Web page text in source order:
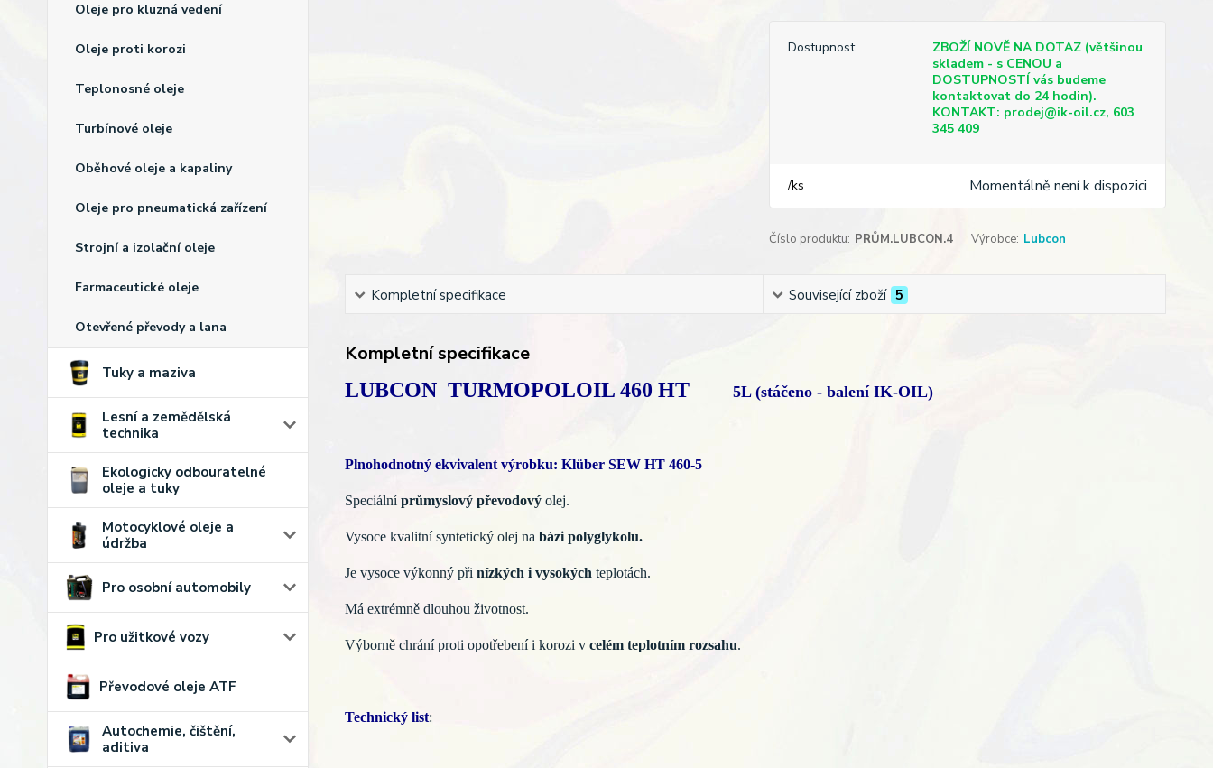
Oleje pro kluzná vedení
Oleje proti korozi
Teplonosné oleje
Turbínové oleje
Oběhové oleje a kapaliny
Oleje pro pneumatická zařízení
Strojní a izolační oleje
Farmaceutické oleje
Otevřené převody a lana
Tuky a maziva
Lesní a zemědělská
technika
Ekologicky odbouratelné
oleje a tuky
Motocyklové oleje a
údržba
Pro osobní automobily
Pro užitkové vozy
Převodové oleje ATF
Autochemie, čištění,
aditiva
Dostupnost
ZBOŽÍ NOVĚ NA DOTAZ (většinou
skladem - s CENOU a
DOSTUPNOSTÍ vás budeme
kontaktovat do 24 hodin).
KONTAKT: prodej@ik-oil.cz, 603
345 409
/ks Momentálně není k dispozici
Číslo produktu: PRŮM.LUBCON.4 Výrobce: Lubcon
Kompletní specifikace Související zboží 5
Kompletní specifikace
LUBCON TURMOPOLOIL 460 HT 5L (stáčeno - balení IK-OIL)
Plnohodnotný ekvivalent výrobku: Klüber SEW HT 460-5
Speciálníprůmyslový převodový olej.
Vysoce kvalitní syntetický olej na bázi polyglykolu.
Je vysoce výkonný při nízkých i vysokých teplotách.
Má extrémně dlouhou životnost.
Výborně chrání proti opotřebení i korozi v celém teplotním rozsahu.
Technický list: